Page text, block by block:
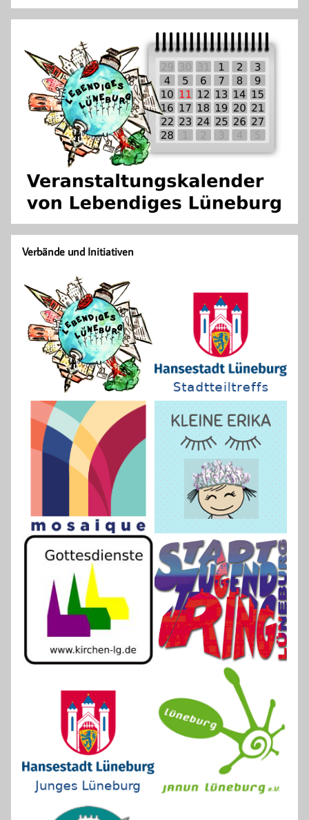
Verbände und Initiativen